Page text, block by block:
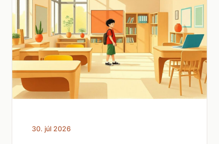
30. júl 2026